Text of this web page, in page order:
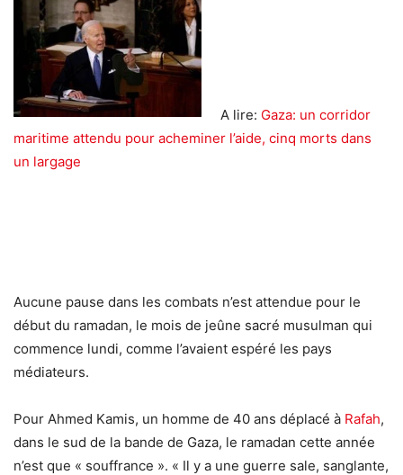
A lire: Gaza: un corridor
maritime attendu pour acheminer l’aide, cinq morts dans
un largage
Aucune pause dans les combats n’est attendue pour le
début du ramadan, le mois de jeûne sacré musulman qui
commence lundi, comme l’avaient espéré les pays
médiateurs.
Pour Ahmed Kamis, un homme de 40 ans déplacé à Rafah,
dans le sud de la bande de Gaza, le ramadan cette année
n’est que « souffrance ». « Il y a une guerre sale, sanglante,